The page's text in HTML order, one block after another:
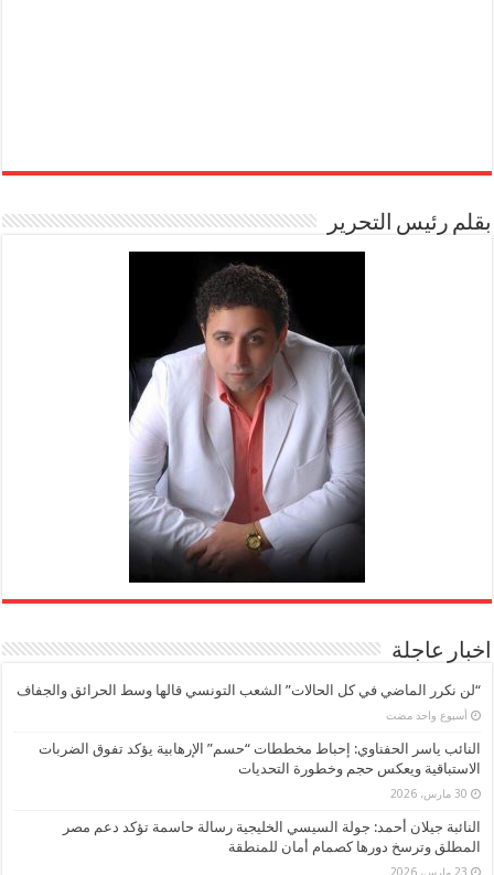
بقلم رئيس التحرير
اخبار عاجلة
“لن نكرر الماضي في كل الحالات” الشعب التونسي قالها وسط الحرائق والجفاف
‏أسبوع واحد مضت
النائب ياسر الحفناوي: إحباط مخططات “حسم” الإرهابية يؤكد تفوق الضربات
الاستباقية ويعكس حجم وخطورة التحديات
30 مارس، 2026
النائبة جيلان أحمد: جولة السيسي الخليجية رسالة حاسمة تؤكد دعم مصر
المطلق وترسخ دورها كصمام أمان للمنطقة
23 مارس، 2026